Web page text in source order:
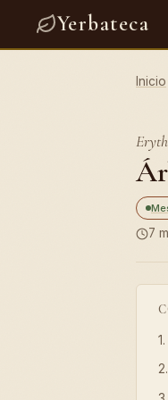
Yerbateca
Inicio
7